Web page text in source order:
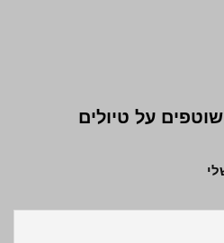
על טיולים